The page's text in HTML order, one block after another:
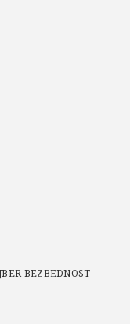
BEZBEDNOST